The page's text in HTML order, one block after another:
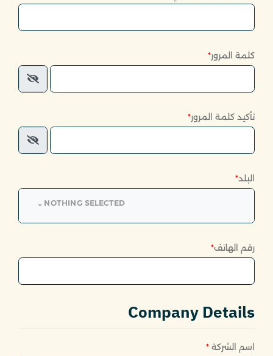
كلمة المرور*
تأكيد كلمة المرور*
البلد*
NOTHING SELECTED
رقم الهاتف*
Company Details
اسم الشركة *